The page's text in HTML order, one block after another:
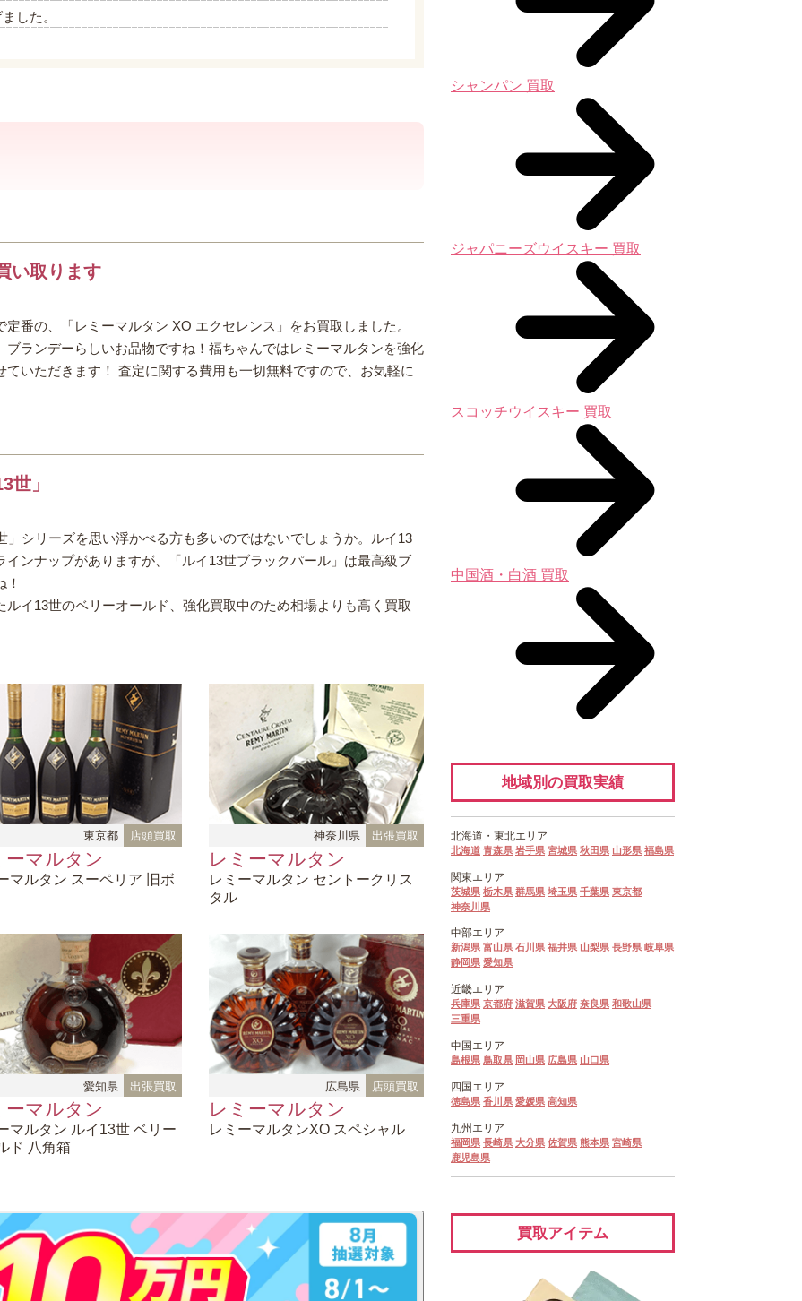
した。
い取ります
番の、「レミーマルタン XO エクセレンス」をお買取しました。
ランデーらしいお品物ですね！福ちゃんではレミーマルタンを強化
いただきます！ 査定に関する費用も一切無料ですので、お気軽に
世」
」シリーズを思い浮かべる方も多いのではないでしょうか。ルイ13
ンナップがありますが、「ルイ13世ブラックパール」は最高級ブ
イ13世のベリーオールド、強化買取中のため相場よりも高く買取
東京都 店頭買取
ーマルタン
マルタン スーペリア 旧ボ
神奈川県 出張買取
レミーマルタン
レミーマルタン セントークリス
タル
愛知県 出張買取
ーマルタン
マルタン ルイ13世 ベリー
ド 八角箱
広島県 店頭買取
レミーマルタン
レミーマルタンXO スペシャル
シャンパン 買取
ジャパニーズウイスキー 買取
スコッチウイスキー 買取
中国酒・白酒 買取
地域別の買取実績
北海道・ 東北エリア
北海道 青森県 岩手県 宮城県 秋田県 山形県 福島県
関東エリア
茨城県 栃木県 群馬県 埼玉県 千葉県 東京都
神奈川県
中部エリア
新潟県 富山県 石川県 福井県 山梨県 長野県 岐阜県
静岡県 愛知県
近畿エリア
兵庫県 京都府 滋賀県 大阪府 奈良県 和歌山県
三重県
中国エリア
島根県 鳥取県 岡山県 広島県 山口県
四国エリア
徳島県 香川県 愛媛県 高知県
九州エリア
福岡県 長崎県 大分県 佐賀県 熊本県 宮崎県
鹿児島県
買取アイテム